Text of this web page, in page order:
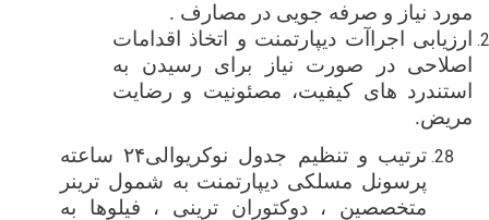
مورد نیاز و ‌صرفه جویی در مصارف .
ارزیابی اجراآت دیپارتمنت و اتخاذ اقدامات
اصلاحی در صورت نیاز برای رسیدن به
استندرد های کیفیت، مصئونیت و رضایت
مریض.
ترتیب و تنظیم جدول نوکریوالی۲۴ ساعته
پرسونل مسلکی دیپارتمنت به شمول ترینر
متخصصین ، دوکتوران ترینی ، فیلوها به